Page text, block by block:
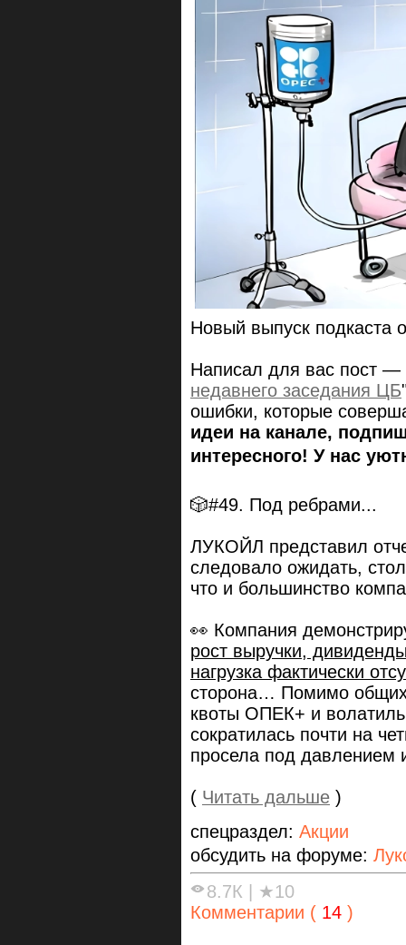
Новый выпуск подкаста
Написал для вас пост —
недавнего заседания ЦБ
ошибки, которые
идеи на канале,
интересного! У нас
🎲#49. Под ребрами...
ЛУКОЙЛ представил
следовало ожидать,
что и большинство
👀 Компания
рост выручки,
нагрузка фактически
сторона… Помимо
квоты ОПЕК+ и
сократилась почти на
просела под давлением
( Читать дальше )
спецраздел: Акции
обсудить на форуме:
8.7К
★10
Комментарии ( 14 )